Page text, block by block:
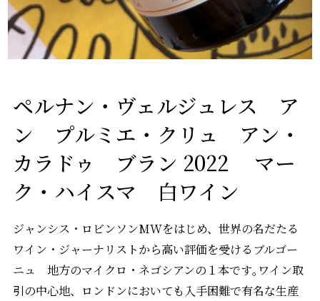
ペルナン・ヴェルジュレス ア
ン プルミエ・クリュ アン・
カラドゥ ブラン 2022 マー
ク・ハイスマ 白ワイン
ジャンシス・ロビンソンMWをはじめ、世界の名だたる
ワイン・ジャーナリストから高い評価を受けるブルゴー
ニュ 地方のマイクロ・ネゴシアンの１本です｡ワイン取
引の中心地、ロンドンにおいても入手困難で有名な生産